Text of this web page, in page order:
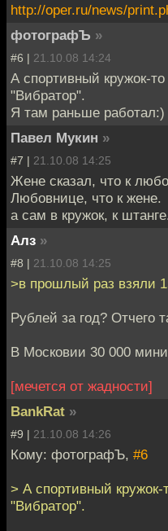
http://oper.ru/news/
фотографЪ »
#6 | 21.10.08 14:24
А спортивный кружок-
"Вибратор".
Я там раньше работал:)
Павел Мукин »
#7 | 21.10.08 14:25
Жене сказал, что к
Любовнице, что к жене.
а сам в кружок, к
Алз »
#8 | 21.10.08 14:25
>в прошлый раз взяли
Рублей за год? Отчего
В Московии 30 000
[мечется от жадности]
BankRat »
#9 | 21.10.08 14:26
Кому: фотографЪ, #6
> А спортивный
"Вибратор".